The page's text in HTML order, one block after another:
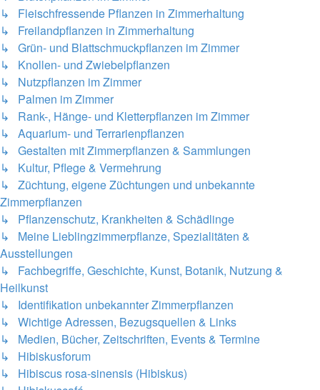
↳ Fleischfressende Pflanzen in Zimmerhaltung
↳ Freilandpflanzen in Zimmerhaltung
↳ Grün- und Blattschmuckpflanzen im Zimmer
↳ Knollen- und Zwiebelpflanzen
↳ Nutzpflanzen im Zimmer
↳ Palmen im Zimmer
↳ Rank-, Hänge- und Kletterpflanzen im Zimmer
↳ Aquarium- und Terrarienpflanzen
↳ Gestalten mit Zimmerpflanzen & Sammlungen
↳ Kultur, Pflege & Vermehrung
↳ Züchtung, eigene Züchtungen und unbekannte
Zimmerpflanzen
↳ Pflanzenschutz, Krankheiten & Schädlinge
↳ Meine Lieblingzimmerpflanze, Spezialitäten &
Ausstellungen
↳ Fachbegriffe, Geschichte, Kunst, Botanik, Nutzung &
Heilkunst
↳ Identifikation unbekannter Zimmerpflanzen
↳ Wichtige Adressen, Bezugsquellen & Links
↳ Medien, Bücher, Zeitschriften, Events & Termine
↳ Hibiskusforum
↳ Hibiscus rosa-sinensis (Hibiskus)